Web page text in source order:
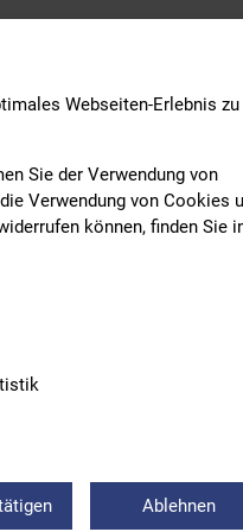
2022 geschlossen.
Webseiten-Erlebnis zu
Sie der Verwendung von
Verwendung von Cookies
können, finden Sie
Ablehnen